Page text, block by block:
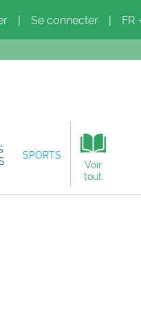
Se connecter FR
SPORTS
Voir
tout